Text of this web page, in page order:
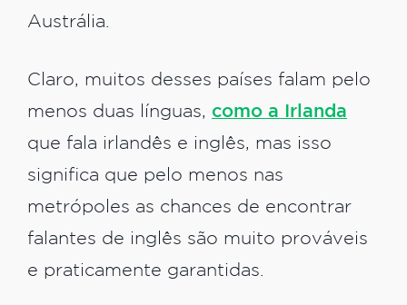
Austrália.
Claro, muitos desses países falam pelo
menos duas línguas, como a Irlanda
que fala irlandês e inglês, mas isso
significa que pelo menos nas
metrópoles as chances de encontrar
falantes de inglês são muito prováveis
e praticamente garantidas.